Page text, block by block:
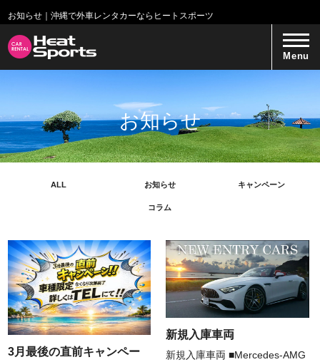
お知らせ｜沖縄で外車レンタカーならヒートスポーツ
Menu
お知らせ
ALL お知らせ キャンペーン
コラム
3月最後の直前キャンペー
新規入庫車両
新規入庫車両 ■Mercedes-AMG